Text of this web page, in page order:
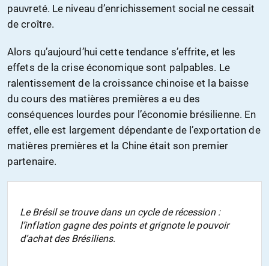
pauvreté. Le niveau d’enrichissement social ne cessait
de croître.
Alors qu’aujourd’hui cette tendance s’effrite, et les
effets de la crise économique sont palpables. Le
ralentissement de la croissance chinoise et la baisse
du cours des matières premières a eu des
conséquences lourdes pour l’économie brésilienne. En
effet, elle est largement dépendante de l’exportation de
matières premières et la Chine était son premier
partenaire.
Le Brésil se trouve dans un cycle de récession :
l’inflation gagne des points et grignote le pouvoir
d’achat des Brésiliens.